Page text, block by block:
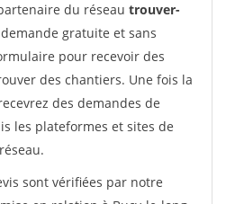
du réseau trouver-
gratuite et sans
pour recevoir des
des chantiers. Une fois la
des demandes de
les plateformes et sites de
sont vérifiées par notre